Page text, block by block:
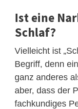
Ist eine
Schlaf?
Vielleicht ist
Begriff, denn
ganz anderes
aber, dass der
fachkundiges